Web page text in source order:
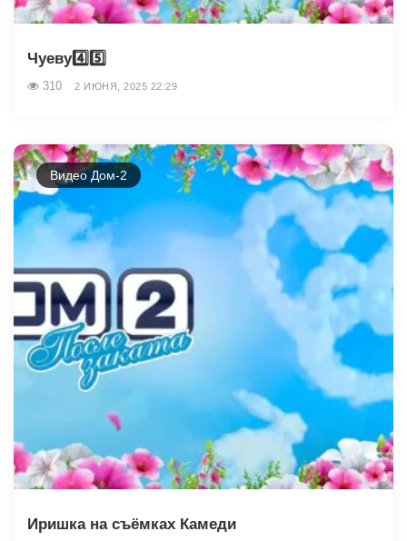
Чуеву4️⃣5️⃣
310 2 ИЮНЯ, 2025 22:29
Видео Дом-2
Иришка на съёмках Камеди